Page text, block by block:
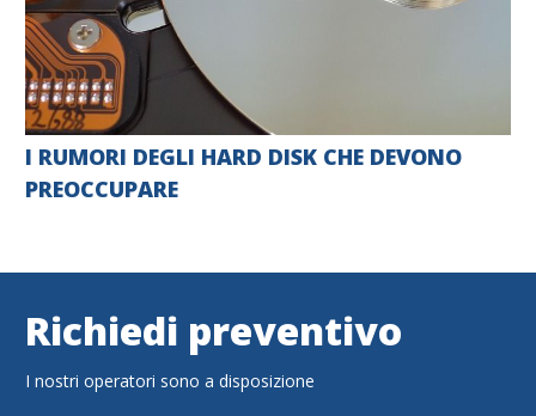
I RUMORI DEGLI HARD DISK CHE DEVONO
PREOCCUPARE
Richiedi preventivo
I nostri operatori sono a disposizione